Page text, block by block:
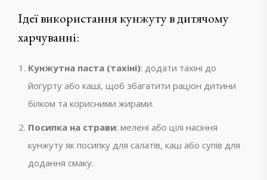
Ідеї використання кунжуту в дитячому
харчуванні:
Кунжутна паста (тахіні): додати тахіні до
йогурту або каші, щоб збагатити раціон дитини
білком та корисними жирами.
Посипка на страви: мелені або цілі насіння
кунжуту як посипку для салатів, каш або супів для
додання смаку.